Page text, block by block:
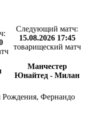
Следующий матч:
15.08.2026 17:45
товарищеский матч
Манчестер
Юнайтед - Милан
Фернандо